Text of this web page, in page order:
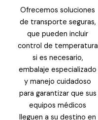
Ofrecemos soluciones
de transporte seguras,
que pueden incluir
control de temperatura
si es necesario,
embalaje especializado
y manejo cuidadoso
para garantizar que sus
equipos médicos
lleguen a su destino en